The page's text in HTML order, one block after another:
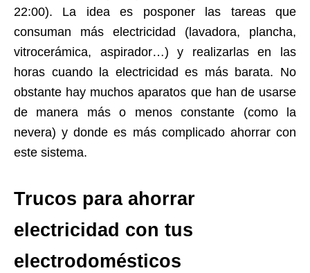
22:00). La idea es posponer las tareas que
consuman más electricidad (lavadora, plancha,
vitrocerámica, aspirador…) y realizarlas en las
horas cuando la electricidad es más barata. No
obstante hay muchos aparatos que han de usarse
de manera más o menos constante (como la
nevera) y donde es más complicado ahorrar con
este sistema.
Trucos para ahorrar
electricidad con tus
electrodomésticos